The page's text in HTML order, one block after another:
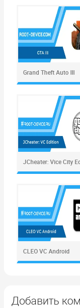
Grand Theft Auto III
CLEO VC Android
Добавить